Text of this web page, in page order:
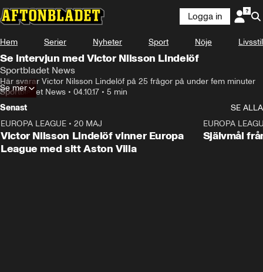
Logga in
Hem Serier Nyheter Sport Nöje Livsstil
Se intervjun med Victor Nilsson Lindelöf
Sportbladet News
Här svarar Victor Nilsson Lindelöf på 25 frågor på under fem minuter
Sportbladet News • 04.10.17 • 5 min
Se mer
Senast
SE ALLA
EUROPA LEAGUE • 20 MAJ
Victor Nilsson Lindelöf vinner Europa
League med sitt Aston Villa
EUROPA
Självmål